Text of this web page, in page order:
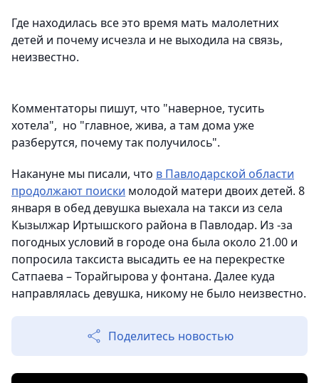
Где находилась все это время мать малолетних
детей и почему исчезла и не выходила на связь,
неизвестно.
Комментаторы пишут, что "наверное, тусить
хотела", но "главное, жива, а там дома уже
разберутся, почему так получилось".
Накануне мы писали, что в Павлодарской области
продолжают поиски молодой матери двоих детей. 8
января в обед девушка выехала на такси из села
Кызылжар Иртышского района в Павлодар. Из -за
погодных условий в городе она была около 21.00 и
попросила таксиста высадить ее на перекрестке
Сатпаева – Торайгырова у фонтана. Далее куда
направлялась девушка, никому не было неизвестно.
Поделитесь новостью